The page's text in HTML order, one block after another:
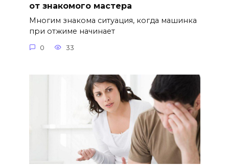
от знакомого мастера
Многим знакома ситуация, когда машинка
при отжиме начинает
0 33